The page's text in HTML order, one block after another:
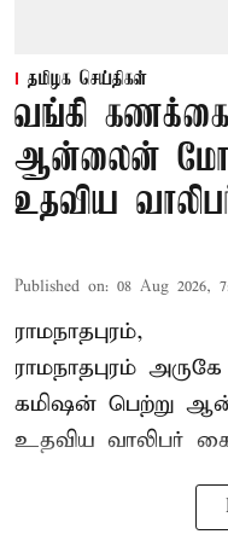
தமிழக செய்திகள்
வங்கி கணக்கை
ஆன்லைன்
உதவிய
Published on: 08 Aug 2026,
ராமநாதபுரம்,
ராமநாதபுரம்
கமிஷன் பெற்று
உதவிய வாலிபர்